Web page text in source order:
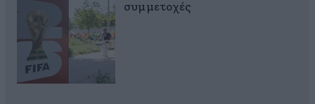
συμμετοχές